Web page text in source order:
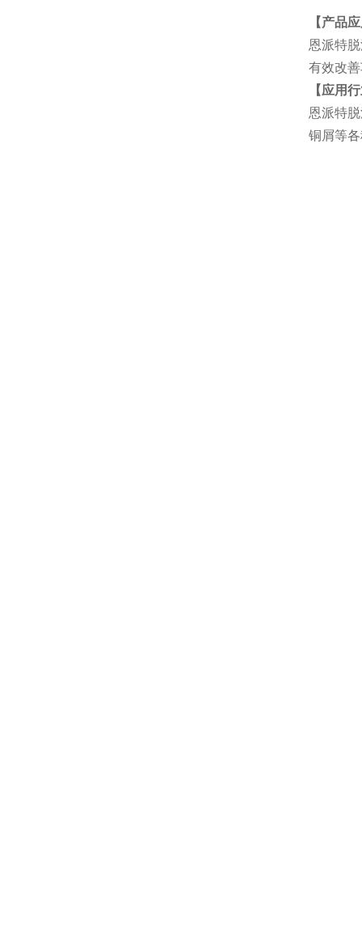
【产品
恩派特
有效改
【应用
恩派特
铜屑等